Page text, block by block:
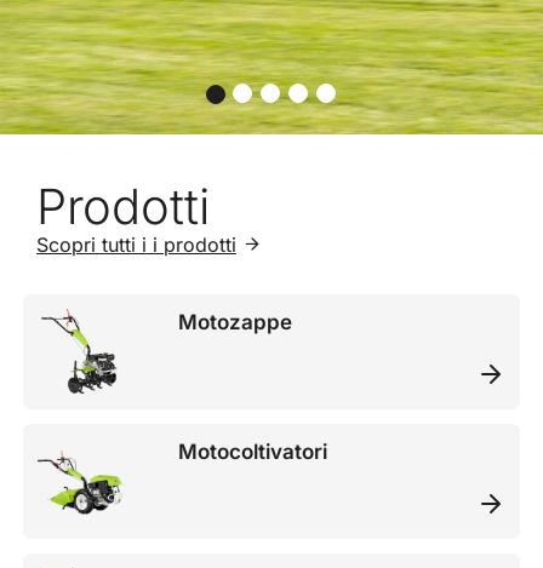
Prodotti
Scopri tutti i i prodotti
Motozappe
Motocoltivatori